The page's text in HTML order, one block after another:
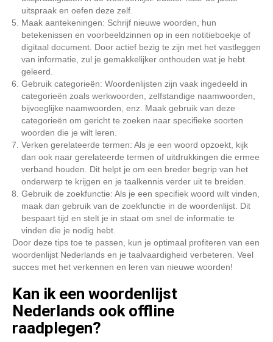
uitspraak en oefen deze zelf.
Maak aantekeningen: Schrijf nieuwe woorden, hun
betekenissen en voorbeeldzinnen op in een notitieboekje of
digitaal document. Door actief bezig te zijn met het vastleggen
van informatie, zul je gemakkelijker onthouden wat je hebt
geleerd.
Gebruik categorieën: Woordenlijsten zijn vaak ingedeeld in
categorieën zoals werkwoorden, zelfstandige naamwoorden,
bijvoeglijke naamwoorden, enz. Maak gebruik van deze
categorieën om gericht te zoeken naar specifieke soorten
woorden die je wilt leren.
Verken gerelateerde termen: Als je een woord opzoekt, kijk
dan ook naar gerelateerde termen of uitdrukkingen die ermee
verband houden. Dit helpt je om een breder begrip van het
onderwerp te krijgen en je taalkennis verder uit te breiden.
Gebruik de zoekfunctie: Als je een specifiek woord wilt vinden,
maak dan gebruik van de zoekfunctie in de woordenlijst. Dit
bespaart tijd en stelt je in staat om snel de informatie te
vinden die je nodig hebt.
Door deze tips toe te passen, kun je optimaal profiteren van een
woordenlijst Nederlands en je taalvaardigheid verbeteren. Veel
succes met het verkennen en leren van nieuwe woorden!
Kan ik een woordenlijst
Nederlands ook offline
raadplegen?